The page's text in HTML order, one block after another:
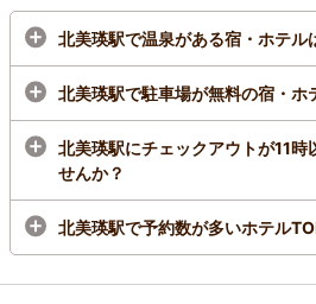
北美瑛駅で温泉がある宿・ホテル
北美瑛駅で駐車場が無料の宿・ホ
北美瑛駅にチェックアウトが11時
せんか？
北美瑛駅で予約数が多いホテル